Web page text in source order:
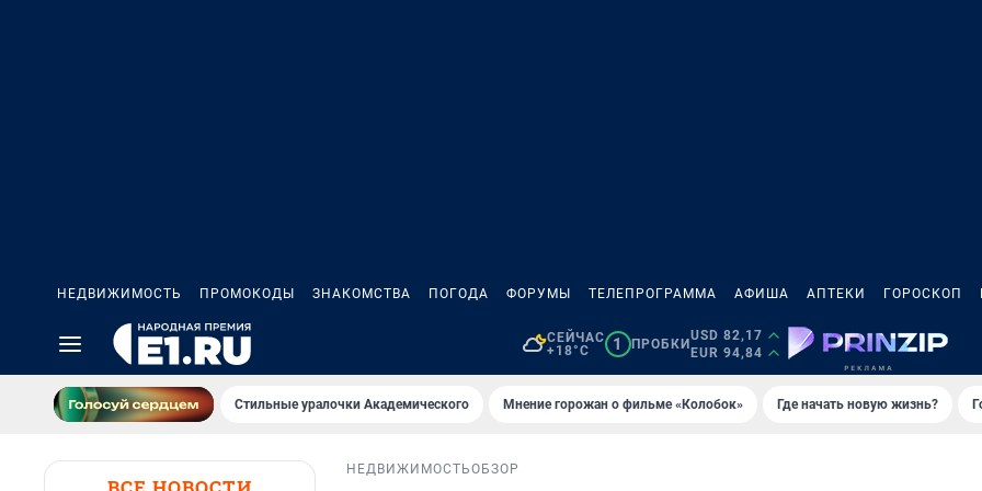
НЕДВИЖИМОСТЬ ПРОМОКОДЫ ЗНАКОМСТВА ПОГОДА ФОРУМЫ ТЕЛЕПРОГРАММА АФИША АПТЕКИ ГОРОСКОП
СЕЙЧАС
+18°C
1 ПРОБКИ
USD 82,17
EUR 94,84
Стильные уралочки Академического Мнение горожан о фильме «Колобок» Где начать новую жизнь?
НЕДВИЖИМОСТЬОБЗОР